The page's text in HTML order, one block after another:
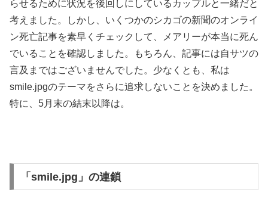
らせるために状況を後回しにしているカップルと一緒だと
考えました。しかし、いくつかのシカゴの新聞のオンライ
ン死亡記事を素早くチェックして、メアリーが本当に死ん
でいることを確認しました。もちろん、記事には自サツの
言及まではございませんでした。少なくとも、私は
smile.jpgのテーマをさらに追求しないことを決めました。
特に、5月末の結末以降は。
「smile.jpg」の連鎖